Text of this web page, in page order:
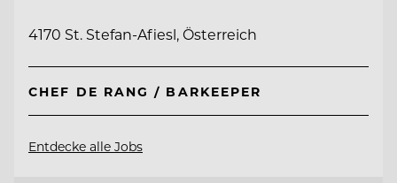
4170 St. Stefan-Afiesl, Österreich
CHEF DE RANG / BARKEEPER
Entdecke alle Jobs